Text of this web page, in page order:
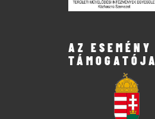
AZ ESEMÉNY
TÁMOGATÓJA